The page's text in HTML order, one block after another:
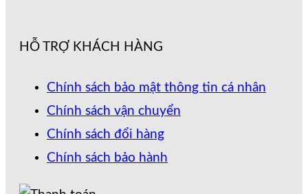
HỖ TRỢ KHÁCH HÀNG
Chính sách bảo mật thông tin cá nhân
Chính sách vận chuyển
Chính sách đổi hàng
Chính sách bảo hành